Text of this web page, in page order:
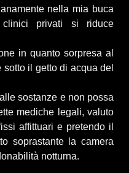
nella mia buca
privati si riduce
in quanto sorpresa al
il getto di acqua del
sostanze e non possa
mediche legali, valuto
affittuari e pretendo il
soprastante la camera
notturna.